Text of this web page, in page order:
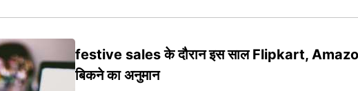
festive sales के दौरान इस साल Flipkart, Amazon
बिकने का अनुमान